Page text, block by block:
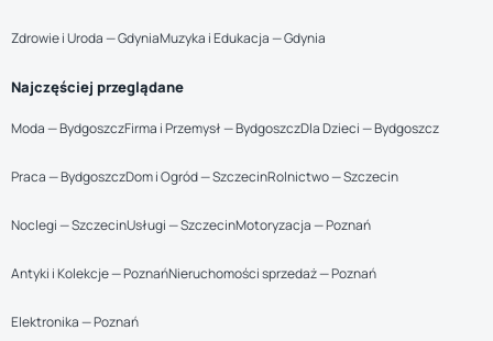
Zdrowie i Uroda — GdyniaMuzyka i Edukacja — Gdynia
Najczęściej przeglądane
Moda — BydgoszczFirma i Przemysł — BydgoszczDla Dzieci — Bydgoszcz
Praca — BydgoszczDom i Ogród — SzczecinRolnictwo — Szczecin
Noclegi — SzczecinUsługi — SzczecinMotoryzacja — Poznań
Antyki i Kolekcje — PoznańNieruchomości sprzedaż — Poznań
Elektronika — Poznań